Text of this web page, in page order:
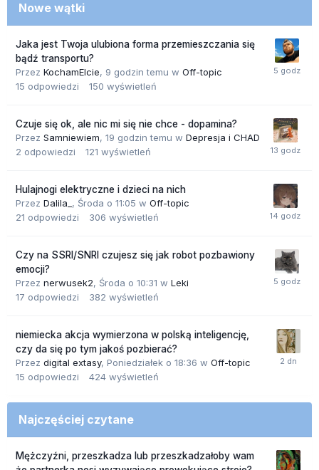
Nowe wątki
Jaka jest Twoja ulubiona forma przemieszczania się
bądź transportu?
Przez KochamElcie, 9 godzin temu w Off-topic
15 odpowiedzi 150 wyświetleń
Czuje się ok, ale nic mi się nie chce - dopamina?
Przez Samniewiem, 19 godzin temu w Depresja i CHAD
2 odpowiedzi 121 wyświetleń
Hulajnogi elektryczne i dzieci na nich
Przez Dalila_ , Środa o 11:05 w Off-topic
21 odpowiedzi 306 wyświetleń
Czy na SSRI/SNRI czujesz się jak robot pozbawiony
emocji?
Przez nerwusek2, Środa o 10:31 w Leki
17 odpowiedzi 382 wyświetleń
niemiecka akcja wymierzona w polską inteligencję,
czy da się po tym jakoś pozbierać?
Przez digital extasy, Poniedziałek o 18:36 w Off-topic
15 odpowiedzi 424 wyświetleń
Najczęściej czytane
Mężczyźni, przeszkadza lub przeszkadzałoby wam